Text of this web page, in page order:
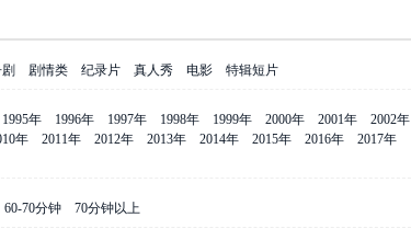
剧情类 纪录片 真人秀 电影 特辑短片
1995年 1996年 1997年 1998年 1999年 2000年 2001年
2002年
年 2011年 2012年 2013年 2014年 2015年 2016年
2017年
60-70分钟 70分钟以上